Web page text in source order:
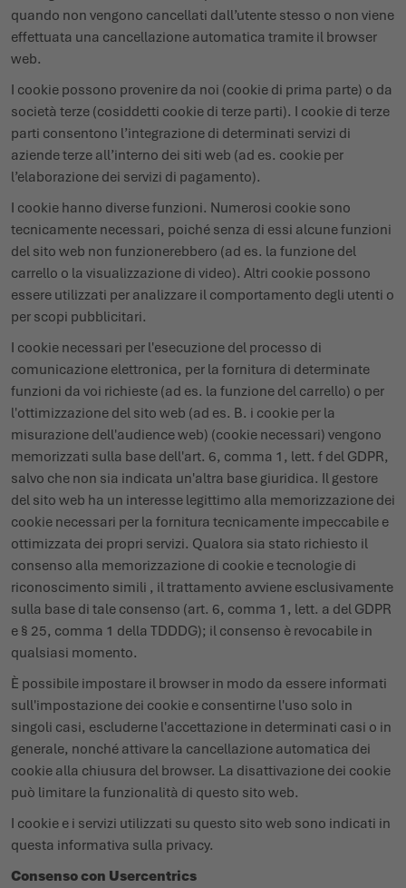
quando non vengono cancellati dall’utente stesso o non viene
effettuata una cancellazione automatica tramite il browser
web.
I cookie possono provenire da noi (cookie di prima parte) o da
società terze (cosiddetti cookie di terze parti). I cookie di terze
parti consentono l’integrazione di determinati servizi di
aziende terze all’interno dei siti web (ad es. cookie per
l’elaborazione dei servizi di pagamento).
I cookie hanno diverse funzioni. Numerosi cookie sono
tecnicamente necessari, poiché senza di essi alcune funzioni
del sito web non funzionerebbero (ad es. la funzione del
carrello o la visualizzazione di video). Altri cookie possono
essere utilizzati per analizzare il comportamento degli utenti o
per scopi pubblicitari.
I cookie necessari per l'esecuzione del processo di
comunicazione elettronica, per la fornitura di determinate
funzioni da voi richieste (ad es. la funzione del carrello) o per
l'ottimizzazione del sito web (ad es. B. i cookie per la
misurazione dell'audience web) (cookie necessari) vengono
memorizzati sulla base dell'art. 6, comma 1, lett. f del GDPR,
salvo che non sia indicata un'altra base giuridica. Il gestore
del sito web ha un interesse legittimo alla memorizzazione dei
cookie necessari per la fornitura tecnicamente impeccabile e
ottimizzata dei propri servizi. Qualora sia stato richiesto il
consenso alla memorizzazione di cookie e tecnologie di
riconoscimento simili , il trattamento avviene esclusivamente
sulla base di tale consenso (art. 6, comma 1, lett. a del GDPR
e § 25, comma 1 della TDDDG); il consenso è revocabile in
qualsiasi momento.
È possibile impostare il browser in modo da essere informati
sull'impostazione dei cookie e consentirne l'uso solo in
singoli casi, escluderne l'accettazione in determinati casi o in
generale, nonché attivare la cancellazione automatica dei
cookie alla chiusura del browser. La disattivazione dei cookie
può limitare la funzionalità di questo sito web.
I cookie e i servizi utilizzati su questo sito web sono indicati in
questa informativa sulla privacy.
Consenso con Usercentrics